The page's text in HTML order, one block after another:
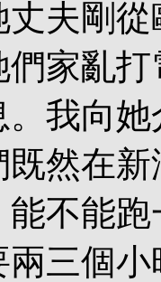
夫剛
家亂打
我向
然在新
不能
三個小